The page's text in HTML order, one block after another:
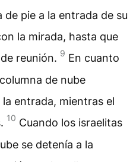
pie a la entrada de su
la mirada, hasta que
reunión. 9 En cuanto
de nube
entrada, mientras el
10 Cuando los israelitas
se detenía a la